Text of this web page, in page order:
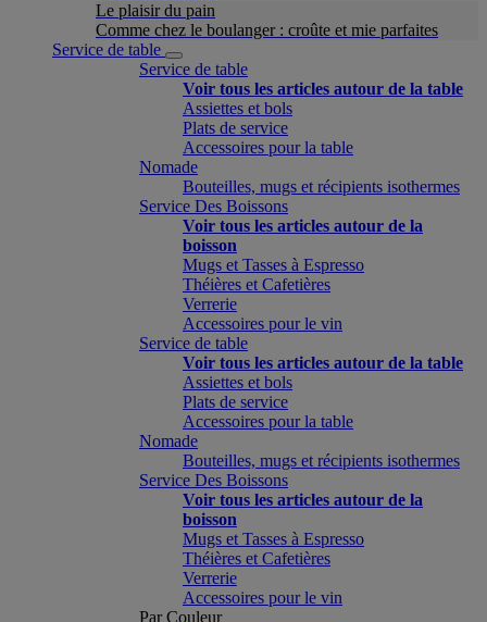
Le plaisir du pain
Comme chez le boulanger : croûte et mie parfaites
Service de table
Service de table
Voir tous les articles autour de la table
Assiettes et bols
Plats de service
Accessoires pour la table
Nomade
Bouteilles, mugs et récipients isothermes
Service Des Boissons
Voir tous les articles autour de la
boisson
Mugs et Tasses à Espresso
Théières et Cafetières
Verrerie
Accessoires pour le vin
Service de table
Voir tous les articles autour de la table
Assiettes et bols
Plats de service
Accessoires pour la table
Nomade
Bouteilles, mugs et récipients isothermes
Service Des Boissons
Voir tous les articles autour de la
boisson
Mugs et Tasses à Espresso
Théières et Cafetières
Verrerie
Accessoires pour le vin
Par Couleur